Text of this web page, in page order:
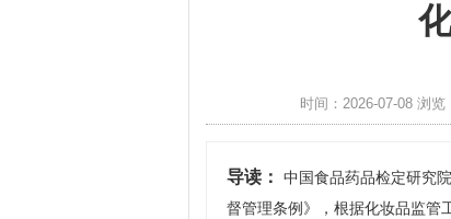
时间：2026-07-08 浏览
导读：
中国食品药品检定研究
督管理条例》，根据化妆品监管